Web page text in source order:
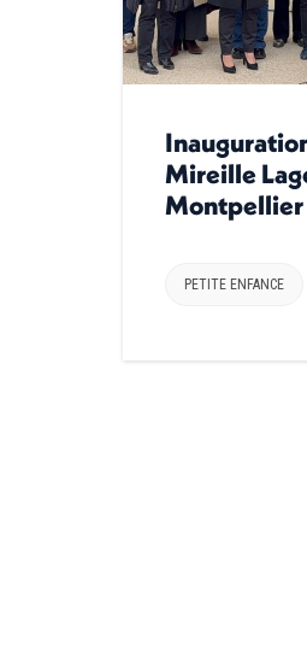
Mireille
Montpellier
PETITE ENFANCE